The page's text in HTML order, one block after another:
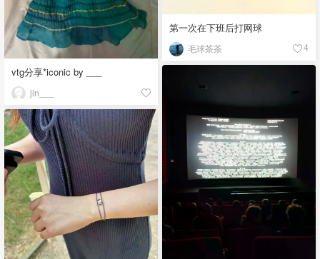
第一次在下班后打网球
毛球茶茶 4
vtg分享*iconic by ___
jin___